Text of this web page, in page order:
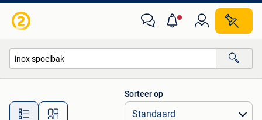
Alle afstanden…
Sorteer op